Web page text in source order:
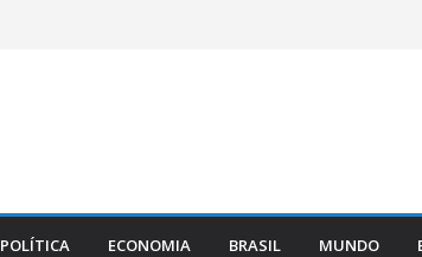
POLÍTICA ECONOMIA BRASIL MUNDO